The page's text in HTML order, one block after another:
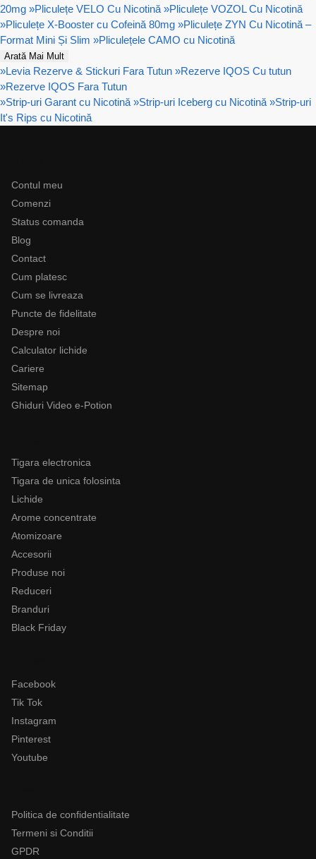
20mg »Pliculețe VELO Cu Nicotină »Pliculețe VOZOL Cu Nicotină
»Pliculețe X-Booster cu Cofeină 80mg »Pliculețe ZYN Cu Nicotină –
Format Mini Și Slim »Pliculețele CAMO cu Nicotină
Arată Mai Mult
»Levia Rezerve & Stickuri Fara Tutun »Rezerve IQOS Cu tutun
»Rezerve IQOS Fara Tutun
»Strip-uri Garant cu Nicotină »Strip-uri Iceberg cu Nicotină »Strip-uri
It's Rips cu Nicotină
Contul meu
Comenzi
Status comanda
Blog
Contact
Cum platesc
Cum se livreaza
Puncte de fidelitate
Despre noi
Calculator lichide
Cariere
Sitemap
Ghiduri Video e-Potion
Tigara electronica
Tigara de unica folosinta
Lichide
Arome concentrate
Atomizoare
Accesorii
Produse noi
Reduceri
Branduri
Black Friday
Facebook
Tik Tok
Instagram
Pinterest
Youtube
Politica de confidentialitate
Termeni si Conditii
GPDR